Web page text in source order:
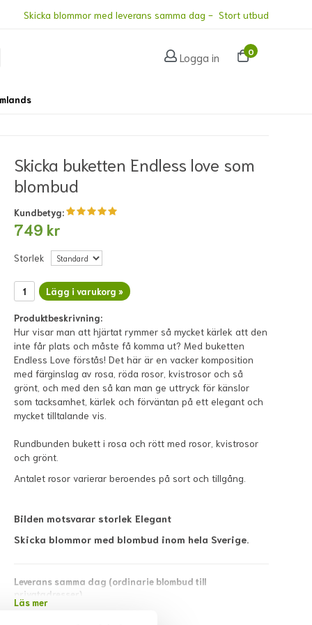
Skicka blommor med leverans samma dag - Stort utbud
Logga in 0
Skicka buketten Endless love som
blombud
Kundbetyg:
749 kr
Storlek
Lägg i varukorg »
Produktbeskrivning:
Hur visar man att hjärtat rymmer så mycket kärlek att den
inte får plats och måste få komma ut? Med buketten
Endless Love förstås! Det här är en vacker komposition
med färginslag av rosa, röda rosor, kvistrosor och så
grönt, och med den så kan man ge uttryck för känslor
som tacksamhet, kärlek och förväntan på ett elegant och
mycket tilltalande vis.
Rundbunden bukett i rosa och rött med rosor, kvistrosor
och grönt.
Antalet rosor varierar beroendes på sort och tillgång.
Bilden motsvarar storlek Elegant
Skicka blommor med blombud inom hela Sverige.
Leverans samma dag (ordinarie blombud till
privatadresser)
Beställ före 13:00 vardagar och 11:00 lördagar för leverans
Läs mer